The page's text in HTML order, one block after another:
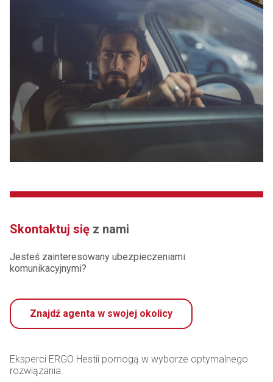
Skontaktuj się z nami
Jesteś zainteresowany ubezpieczeniami
komunikacyjnymi?
Znajdź agenta w swojej okolicy
Eksperci ERGO Hestii pomogą w wyborze optymalnego
rozwiązania.